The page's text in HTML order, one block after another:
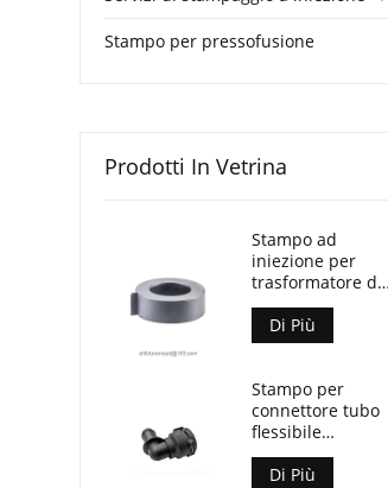
Stampo per pressofusione
Prodotti In Vetrina
Stampo ad
iniezione per
trasformatore di
corrente Split
Core
Di Più
Stampo per
connettore tubo
flessibile
refrigerante
automobilistico
Di Più